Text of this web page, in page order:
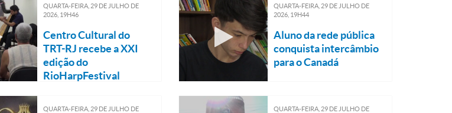
QUARTA-FEIRA, 29 DE JULHO DE
2026, 19H46
Centro Cultural do
TRT-RJ recebe a XXI
edição do
RioHarpFestival
QUARTA-FEIRA, 29 DE JULHO DE
2026, 19H44
Aluno da rede pública
conquista intercâmbio
para o Canadá
QUARTA-FEIRA, 29 DE JULHO DE
QUARTA-FEIRA, 29 DE JULHO DE